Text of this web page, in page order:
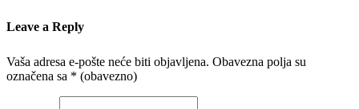
Leave a Reply
Vaša adresa e-pošte neće biti objavljena. Obavezna polja su
označena sa * (obavezno)